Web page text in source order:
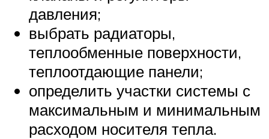
давления;
выбрать радиаторы,
теплообменные поверхности,
теплоотдающие панели;
определить участки системы с
максимальным и минимальным
расходом носителя тепла.